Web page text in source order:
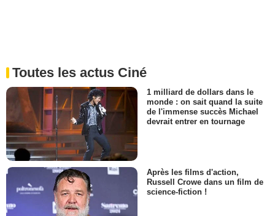
Toutes les actus Ciné
1 milliard de dollars dans le
monde : on sait quand la suite
de l'immense succès Michael
devrait entrer en tournage
Après les films d'action,
Russell Crowe dans un film de
science-fiction !